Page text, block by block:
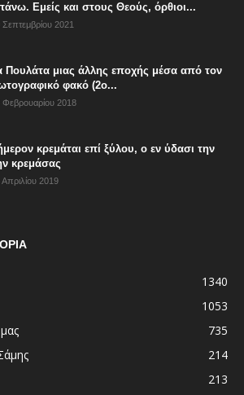
Εμείς και στους Θεούς, όρθιοι...
Σεπτεμβρίου 2021
Πουλάτα μιας άλλης εποχής μέσα από τον
φακό (2ο...
Φεβρουαρίου 2018
κρεμάται επί ξύλου, ο εν ύδασι την
κρεμάσας
Απριλίου 2019
1340
1053
735
214
213